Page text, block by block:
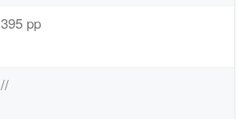
395 pp
//